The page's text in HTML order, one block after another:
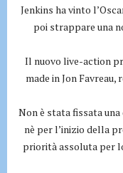
Jenkins ha vinto
poi strappare una
Il nuovo live-action
made in Jon
Non è stata fissata
nè per l’inizio della
priorità assoluta per